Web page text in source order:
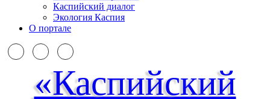
Каспийский диалог
Экология Каспия
О портале
«Каспийский